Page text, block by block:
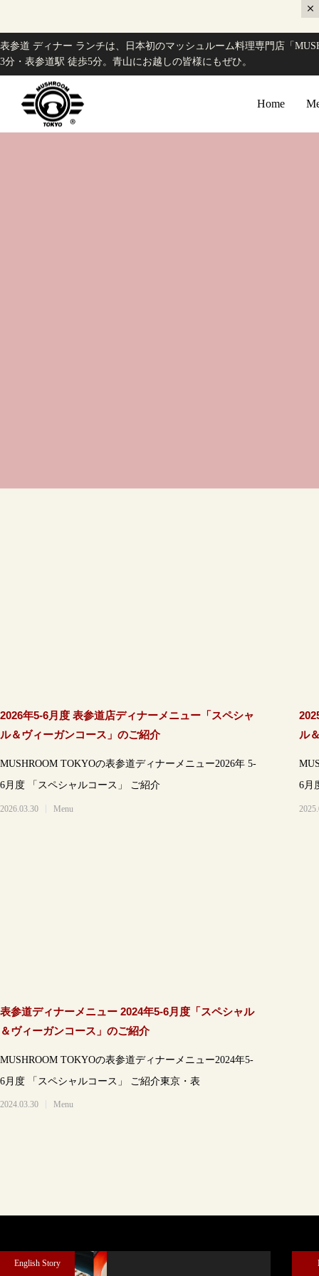
表参道 ディナー ランチは、日本初のマッシュルーム料理専門店「
3分・表参道駅 徒歩5分。青山にお越しの皆様にもぜひ。
Home
2026年5-6月度 表参道店ディナーメニュー「スペシャ
ル＆ヴィーガンコース」のご紹介
MUSHROOM TOKYOの表参道ディナーメニュー2026年 5-
6月度 「スペシャルコース」 ご紹介
2026.03.30 Menu
ル
表参道ディナーメニュー 2024年5-6月度「スペシャル
＆ヴィーガンコース」のご紹介
MUSHROOM TOKYOの表参道ディナーメニュー2024年5-
6月度 「スペシャルコース」 ご紹介東京・表
2024.03.30 Menu
English Story